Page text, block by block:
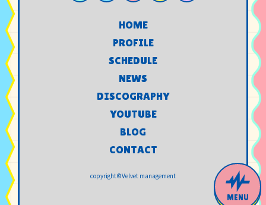
MENU
HOME
HOME
PROFILE
PROFILE
SCHEDULE
SCHEDULE
NEWS
NEWS
DISCOGRAPHY
DISCOGRAPHY
YOUTUBE
YOUTUBE
BLOG
BLOG
CONTACT
copyright©Velvet management